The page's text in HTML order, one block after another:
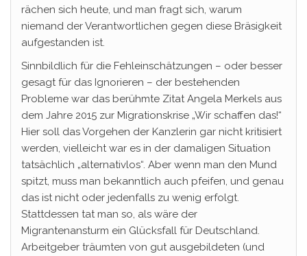
rächen sich heute, und man fragt sich, warum
niemand der Verantwortlichen gegen diese Bräsigkeit
aufgestanden ist.
Sinnbildlich für die Fehleinschätzungen – oder besser
gesagt für das Ignorieren – der bestehenden
Probleme war das berühmte Zitat Angela Merkels aus
dem Jahre 2015 zur Migrationskrise „Wir schaffen das!“
Hier soll das Vorgehen der Kanzlerin gar nicht kritisiert
werden, vielleicht war es in der damaligen Situation
tatsächlich „alternativlos“. Aber wenn man den Mund
spitzt, muss man bekanntlich auch pfeifen, und genau
das ist nicht oder jedenfalls zu wenig erfolgt.
Stattdessen tat man so, als wäre der
Migrantenansturm ein Glücksfall für Deutschland.
Arbeitgeber träumten von gut ausgebildeten (und